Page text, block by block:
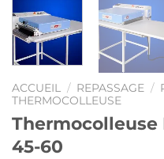
ACCUEIL / REPASSAGE /
THERMOCOLLEUSE
Thermocolleuse
45-60